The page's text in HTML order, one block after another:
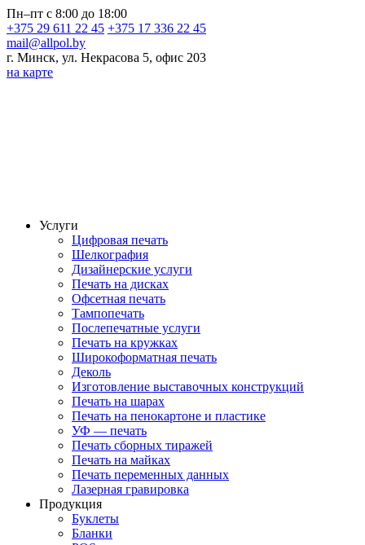
Пн–пт с 8:00 до 18:00
+375 29 611 22 45 +375 17 336 22 45
mail@allpol.by
г. Минск, ул. Некрасова 5, офис 203
на карте
Услуги
Цифровая печать
Шелкография
Дизайнерские услуги
Печать на дисках
Офсетная печать
Тампопечать
Послепечатные услуги
Печать на кружках
Широкоформатная печать
Деколь
Изготовление выставочных конструкций
Печать на шарах
Печать на пенокартоне и пластике
УФ — печать
Печать сборных тиражей
Печать на майках
Печать переменных данных
Лазерная гравировка
Продукция
Буклеты
Бланки